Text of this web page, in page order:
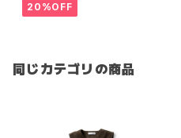
20%OFF
同じカテゴリの商品